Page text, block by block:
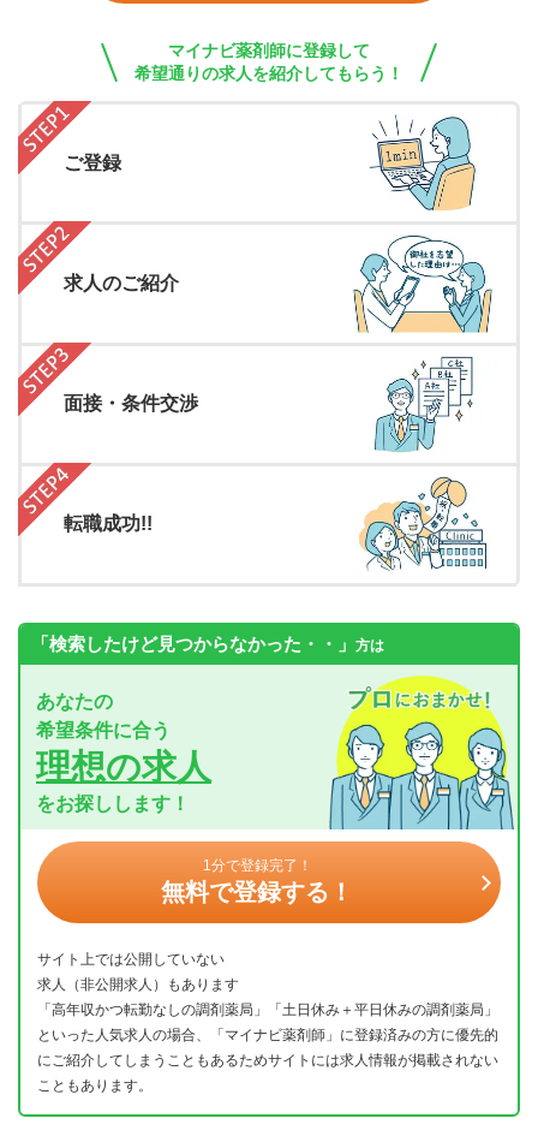
マイナビ薬剤師に登録して
希望通りの求人を紹介してもらう！
ご登録
求人のご紹介
面接・条件交渉
転職成功!!
「検索したけど見つからなかった・・」 方は
あなたの
希望条件に合う
理想の求人
をお探しします！
1分で登録完了！
無料で登録する！
サイト上では公開していない
求人（非公開求人）もあります
「高年収かつ転勤なしの調剤薬局」「土日休み＋平日休みの調剤薬局」
といった人気求人の場合、「マイナビ薬剤師」に登録済みの方に優先的
にご紹介してしまうこともあるためサイトには求人情報が掲載されない
こともあります。